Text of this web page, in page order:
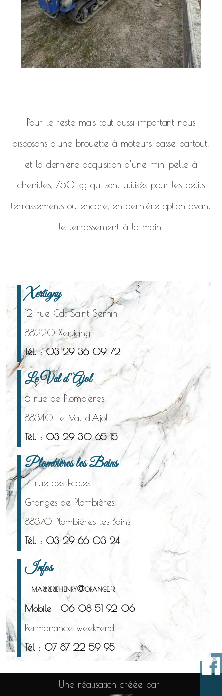
Pour le reste mais tout aussi important nous
disposons d’une brouette à moteurs passe partout,
et la dernière acquisition d’une mini-pelle à
chenilles, 750 kg qui sont utilisés pour les petits
terrassements ou encore, en dernière option avant
le terrassement à la main.
Xertigny
12 rue Cdt Saint-Sernin
88220 Xertigny
Tél. : 03 29 36 09 72
Le Val d'Ajol
6 rue de Plombières
88340 Le Val d'Ajol
Tél. : 03 29 30 65 15
Plombières les Bains
14 rue des Ecoles
Granges de Plombières
88370 Plombières les Bains
Tél. : 03 29 66 03 24
Infos
marbreriehenry@orange.fr
Mobile : 06 08 51 92 06
Permanance week-end :
Tél : 07 87 22 59 95
Une réalisation créée par
×